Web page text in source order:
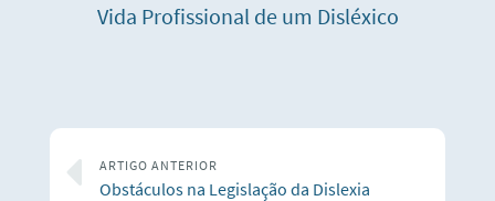
Vida Profissional de um Disléxico
ARTIGO ANTERIOR
Obstáculos na Legislação da Dislexia